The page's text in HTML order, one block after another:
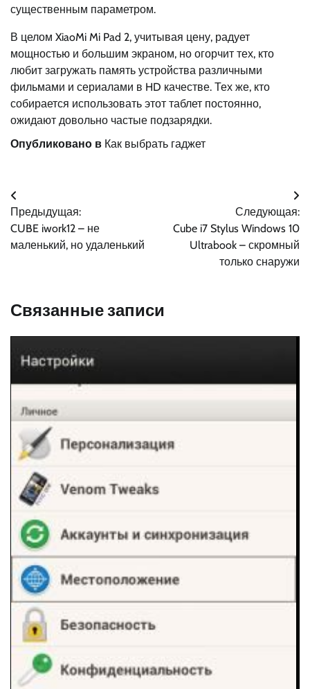
существенным параметром.
В целом XiaoMi Mi Pad 2, учитывая цену, радует
мощностью и большим экраном, но огорчит тех, кто
любит загружать память устройства различными
фильмами и сериалами в HD качестве. Тех же, кто
собирается использовать этот таблет постоянно,
ожидают довольно частые подзарядки.
Опубликовано в Как выбрать гаджет
Навигация
по
записям
Предыдущая:
CUBE iwork12 – не
маленький, но удаленький
Следующая:
Cube i7 Stylus Windows 10
Ultrabook – скромный
только снаружи
Связанные записи